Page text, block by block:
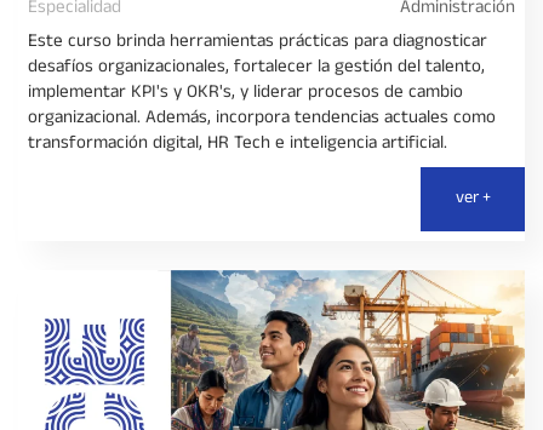
Especialidad
Administración
Este curso brinda herramientas prácticas para diagnosticar
desafíos organizacionales, fortalecer la gestión del talento,
implementar KPI's y OKR's, y liderar procesos de cambio
organizacional. Además, incorpora tendencias actuales como
transformación digital, HR Tech e inteligencia artificial.
ver +